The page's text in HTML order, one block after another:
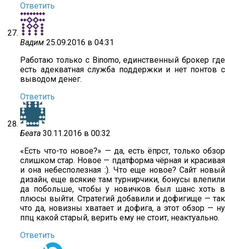
Ответить
Вадим 25.09.2016 в 04:31
Работаю только с Binomo, единственный брокер где
есть адекватная служба поддержки и нет понтов с
выводом денег.
Ответить
Беата 30.11.2016 в 00:32
«Есть что-то новое?» — да, есть ёпрст, только обзор
слишком стар. Новое — пдатформа чёрная и красивая
и она небесполезная :). Что еще новое? Сайт новый
дизайн, еще всякие там турнирчики, бонусы влепили
да побольше, чтобы у новичков был шанс хоть в
плюсы выйти. Стратегий добавили и дофигище — так
что да, новизны хватает и дофига, а этот обзор — ну
ппц какой старый, верить ему не стоит, неактуально.
Ответить